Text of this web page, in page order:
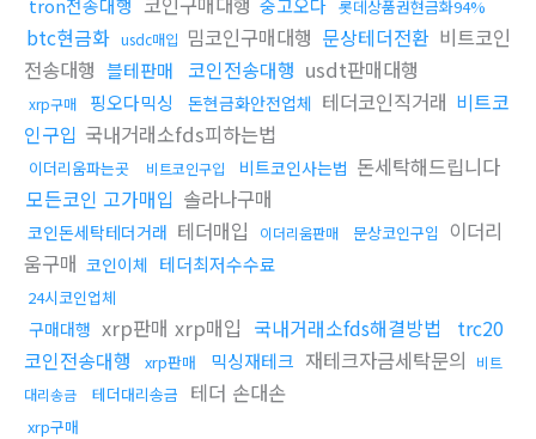
tron전송대행 중고오다 롯데상품권현금화94%
btc현금화 usdc매입 밈코인구매대행 문상테더전환 비트코인
전송대행 블테판매 코인전송대행 usdt판매대행
xrp구매 핑오다믹싱 돈현금화안전업체 테더코인직거래 비트코
인구입 국내거래소fds피하는법
이더리움파는곳 비트코인구입 비트코인사는법 돈세탁해드립니다
모든코인 고가매입 솔라나구매
코인돈세탁테더거래 테더매입 이더리움판매 문상코인구입
이더리
움구매 코인이체 테더최저수수료
24시코인업체
구매대행 xrp판매 xrp매입 국내거래소fds해결방법
trc20
코인전송대행
xrp판매 믹싱재테크 재테크자금세탁문의
비트
대리송금
테더대리송금 테더 손대손
xrp구매